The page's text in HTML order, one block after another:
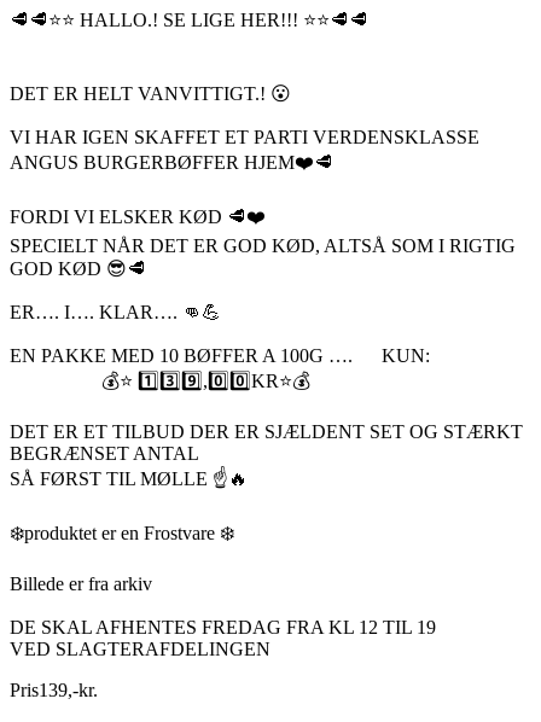
🥩🥩⭐️⭐️ HALLO.! SE LIGE HER!!! ⭐️⭐️🥩🥩
DET ER HELT VANVITTIGT.! 😮
VI HAR IGEN SKAFFET ET PARTI VERDENSKLASSE
ANGUS BURGERBØFFER HJEM❤️🥩
FORDI VI ELSKER KØD 🥩❤️
SPECIELT NÅR DET ER GOD KØD, ALTSÅ SOM I RIGTIG
GOD KØD 😎🥩
ER…. I…. KLAR…. 👊💪
EN PAKKE MED 10 BØFFER A 100G …. KUN:
💰⭐️ 1️⃣3️⃣9️⃣,0️⃣0️⃣KR⭐️💰
DET ER ET TILBUD DER ER SJÆLDENT SET OG STÆRKT
BEGRÆNSET ANTAL
SÅ FØRST TIL MØLLE ☝️🔥
❄️produktet er en Frostvare ❄️
Billede er fra arkiv
DE SKAL AFHENTES FREDAG FRA KL 12 TIL 19
VED SLAGTERAFDELINGEN
Pris139,-kr.